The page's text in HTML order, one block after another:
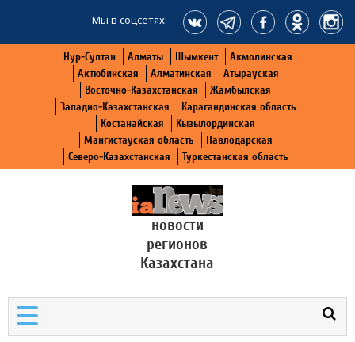
Мы в соцсетях:
Нур-Султан Алматы Шымкент
Акмолинская
Актюбинская
Алматинская
Атырауская
Восточно-Казахстанская
Жамбылская
Западно-Казахстанская
Карагандинская область
Костанайская
Кызылординская
Мангистауская область
Павлодарская
Северо-Казахстанская
Туркестанская область
новости
регионов
Казахстана